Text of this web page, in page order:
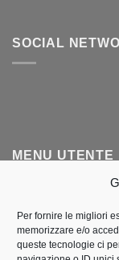
Per fornire le migliori
memorizzare e/o
queste tecnologie ci
SOCIAL
MENU UTENTE
Lista dei desideri